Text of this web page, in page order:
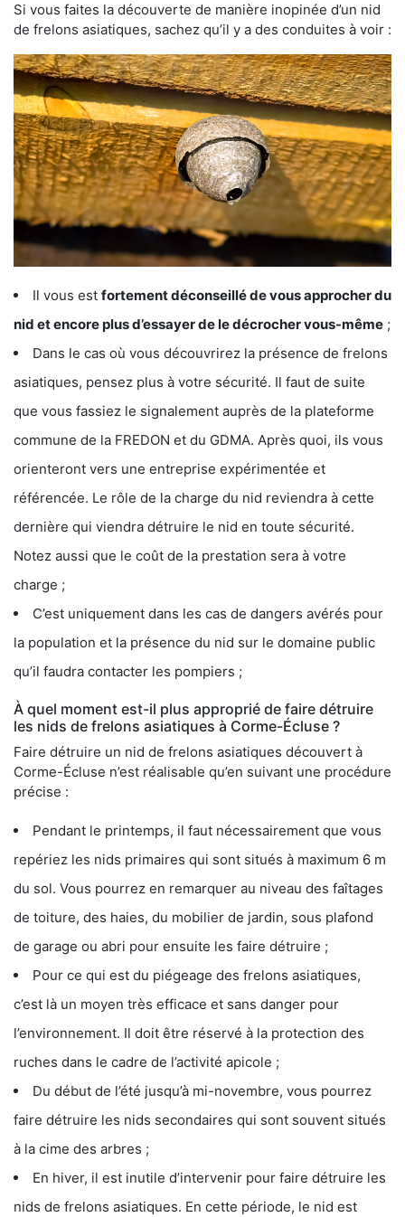
Si vous faites la découverte de manière inopinée d’un nid
de frelons asiatiques, sachez qu’il y a des conduites à voir :
Il vous est fortement déconseillé de vous approcher du
nid et encore plus d’essayer de le décrocher vous-même ;
Dans le cas où vous découvrirez la présence de frelons
asiatiques, pensez plus à votre sécurité. Il faut de suite
que vous fassiez le signalement auprès de la plateforme
commune de la FREDON et du GDMA. Après quoi, ils vous
orienteront vers une entreprise expérimentée et
référencée. Le rôle de la charge du nid reviendra à cette
dernière qui viendra détruire le nid en toute sécurité.
Notez aussi que le coût de la prestation sera à votre
charge ;
C’est uniquement dans les cas de dangers avérés pour
la population et la présence du nid sur le domaine public
qu’il faudra contacter les pompiers ;
À quel moment est-il plus approprié de faire détruire
les nids de frelons asiatiques à Corme-Écluse ?
Faire détruire un nid de frelons asiatiques découvert à
Corme-Écluse n’est réalisable qu’en suivant une procédure
précise :
Pendant le printemps, il faut nécessairement que vous
repériez les nids primaires qui sont situés à maximum 6 m
du sol. Vous pourrez en remarquer au niveau des faîtages
de toiture, des haies, du mobilier de jardin, sous plafond
de garage ou abri pour ensuite les faire détruire ;
Pour ce qui est du piégeage des frelons asiatiques,
c’est là un moyen très efficace et sans danger pour
l’environnement. Il doit être réservé à la protection des
ruches dans le cadre de l’activité apicole ;
Du début de l’été jusqu’à mi-novembre, vous pourrez
faire détruire les nids secondaires qui sont souvent situés
à la cime des arbres ;
En hiver, il est inutile d’intervenir pour faire détruire les
nids de frelons asiatiques. En cette période, le nid est